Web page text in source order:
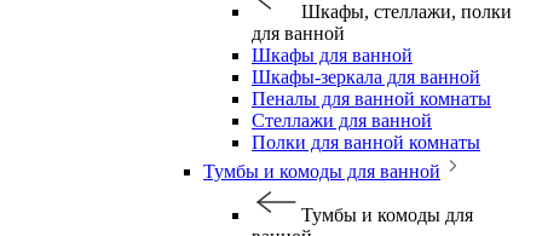
Шкафы, стеллажи, полки
для ванной
Шкафы для ванной
Шкафы-зеркала для ванной
Пеналы для ванной комнаты
Стеллажи для ванной
Полки для ванной комнаты
Тумбы и комоды для ванной
Тумбы и комоды для